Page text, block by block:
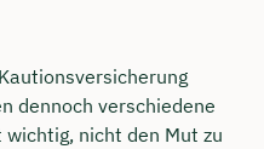
dennoch verschiedene
wichtig, nicht den Mut zu